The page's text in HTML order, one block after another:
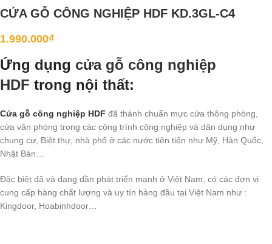
CỬA GỖ CÔNG NGHIỆP HDF KD.3GL-C4
1.990.000₫
Ứng dụng cửa gỗ công nghiệp
HDF trong nội thất:
Cửa gỗ công nghiệp HDF đã thành chuẩn mực cửa thông phòng,
cửa văn phòng trong các công trình công nghiệp và dân dụng như
chung cư, Biệt thự, nhà phố ở các nước tiên tiến như Mỹ, Hàn Quốc,
Nhật Bản…
Đặc biệt đã và đang dần phát triển mạnh ở Việt Nam, có các đơn vị
cung cấp hàng chất lượng và uy tín hàng đầu tại Việt Nam như :
Kingdoor, Hoabinhdoor…